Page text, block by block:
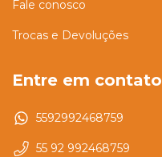
Fale conosco
Trocas e Devoluções
Entre em contato
5592992468759
55 92 992468759